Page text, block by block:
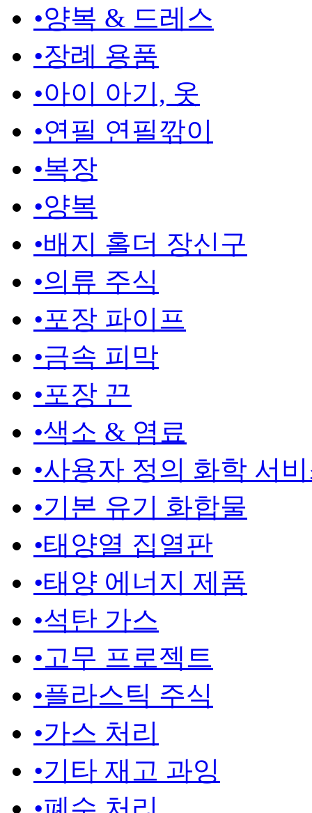
•양복 & 드레스
•장례 용품
•아이 아기, 옷
•연필 연필깎이
•복장
•양복
•배지 홀더 장신구
•의류 주식
•포장 파이프
•금속 피막
•포장 끈
•색소 & 염료
•사용자 정의 화학 서
•기본 유기 화합물
•태양열 집열판
•태양 에너지 제품
•석탄 가스
•고무 프로젝트
•플라스틱 주식
•가스 처리
•기타 재고 과잉